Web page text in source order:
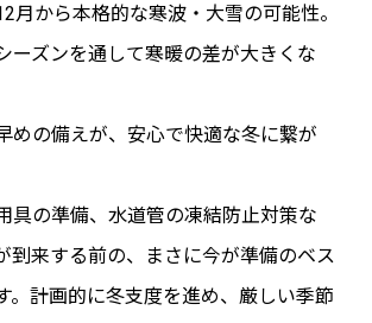
月から本格的な寒波・大雪の可能性。
ーズンを通して寒暖の差が大きくな
めの備えが、安心で快適な冬に繋が
具の準備、水道管の凍結防止対策な
到来する前の、まさに今が準備のベス
。計画的に冬支度を進め、厳しい季節